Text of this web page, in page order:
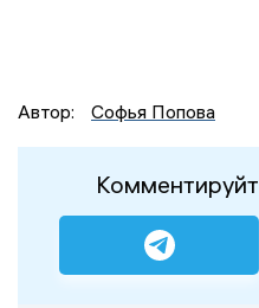
Автор: Софья Попова